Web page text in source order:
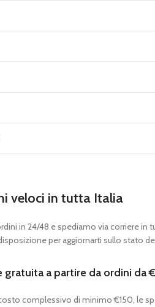
veloci in tutta Italia
in 24/48 e spediamo via corriere in
per aggiornarti sullo stato
gratuita a partire da ordini da
complessivo di minimo €150, le